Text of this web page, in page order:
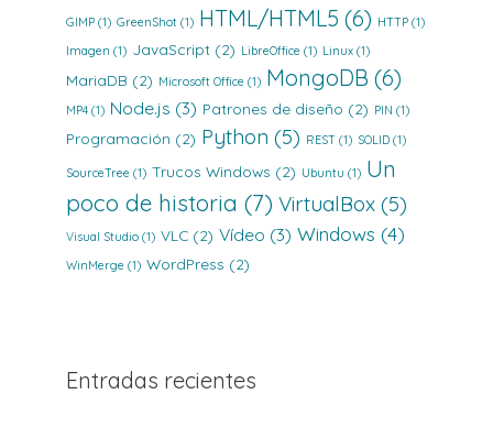
GIMP (1) GreenShot (1) HTML/HTML5 (6) HTTP (1)
Imagen (1) JavaScript (2) LibreOffice (1) Linux (1)
MariaDB (2) Microsoft Office (1) MongoDB (6)
MP4 (1) Node.js (3) Patrones de diseño (2) PIN (1)
Programación (2) Python (5) REST (1) SOLID (1)
SourceTree (1) Trucos Windows (2) Ubuntu (1) Un
poco de historia (7) VirtualBox (5)
Visual Studio (1) VLC (2) Vídeo (3) Windows (4)
WinMerge (1) WordPress (2)
Entradas recientes